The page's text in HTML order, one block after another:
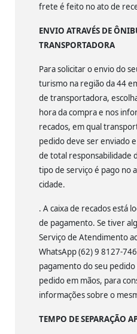
frete é feito no ato de
ENVIO ATRAVÉS DE
TRANSPORTADORA
Para solicitar o envio do
turismo na região da 44
de transportadora,
hora da compra e nos
recados, em qual
pedido deve ser enviado
de total responsabilidade
tipo de serviço é pago no
cidade.
. A caixa de recados está
de pagamento. Se tiver
Serviço de Atendimento
WhatsApp (62) 9 8127-
pagamento do seu
pedido em mãos, para
informações sobre o
TEMPO DE SEPARAÇÃO